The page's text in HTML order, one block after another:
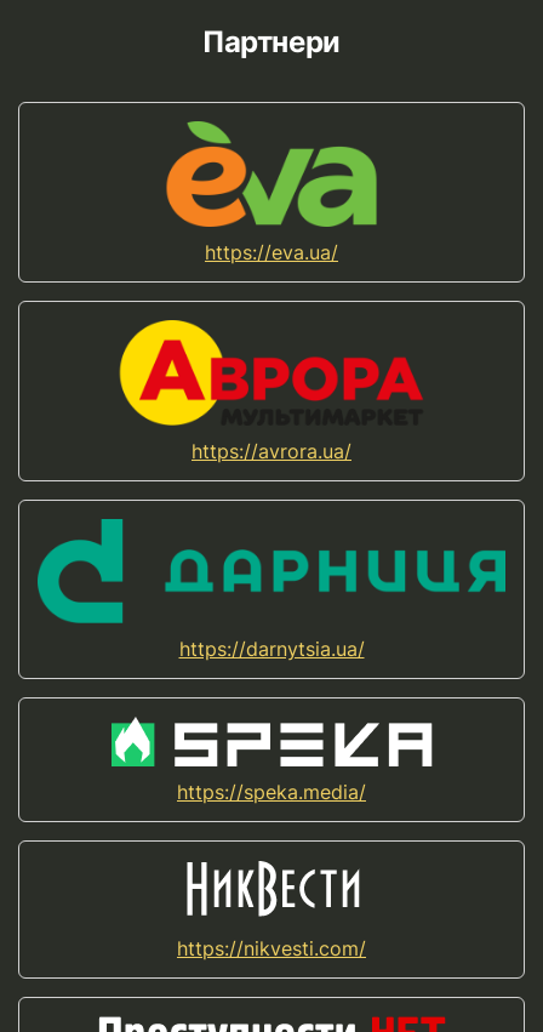
Партнери
https://eva.ua/
https://avrora.ua/
https://darnytsia.ua/
https://speka.media/
https://nikvesti.com/